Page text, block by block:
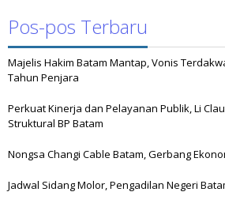
Pos-pos Terbaru
Majelis Hakim Batam Mantap, Vonis
Tahun Penjara
Perkuat Kinerja dan Pelayanan Publik, Li
Struktural BP Batam
Nongsa Changi Cable Batam, Gerbang
Jadwal Sidang Molor, Pengadilan Negeri